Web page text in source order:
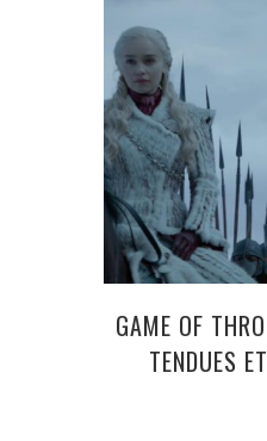
GAME OF
TENDUES